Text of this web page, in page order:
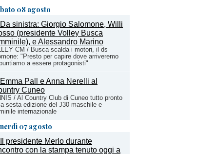
08 agosto
CM / Busca scalda i motori, il ds
"Presto per capire dove arriveremo
a essere protagonisti"
/ Al Country Club di Cuneo tutto pronto
sesta edizione del J30 maschile e
internazionale
07 agosto